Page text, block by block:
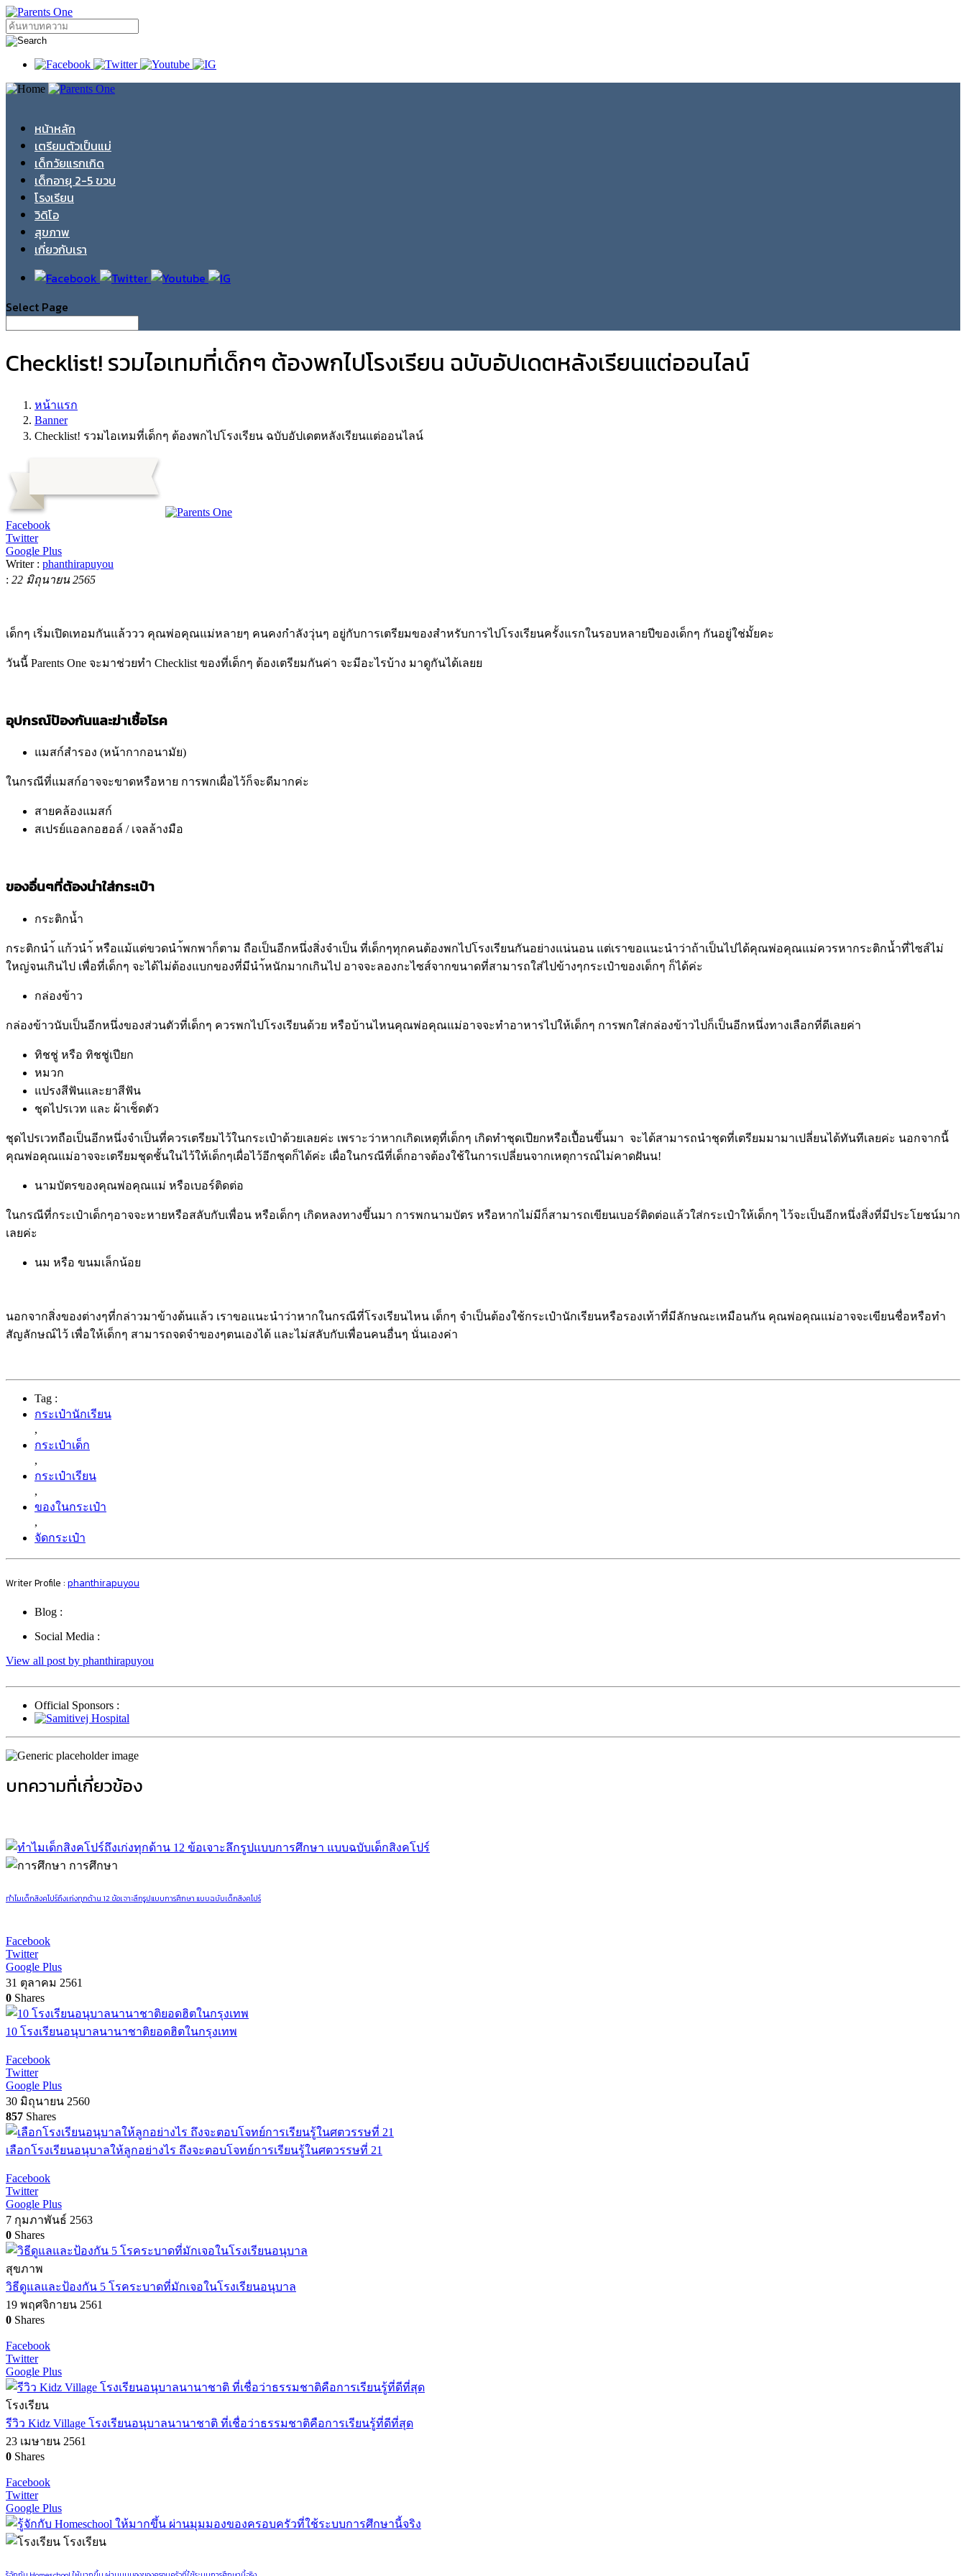
หน้าหลัก
เตรียมตัวเป็นแม่
เด็กวัยแรกเกิด
เด็กอายุ 2-5 ขวบ
โรงเรียน
วิดิโอ
สุขภาพ
เกี่ยวกับเรา
Select Page
Checklist! รวมไอเทมที่เด็กๆ ต้องพกไปโรงเรียน ฉบับอัปเดตหลังเรียนแต่ออนไลน์
หน้าแรก
Banner
Checklist! รวมไอเทมที่เด็กๆ ต้องพกไปโรงเรียน ฉบับอัปเดตหลังเรียนแต่ออนไลน์
Facebook
Twitter
Google Plus
Writer : phanthirapuyou
: 22 มิถุนายน 2565
เด็กๆ เริ่มเปิดเทอมกันแล้ววว คุณพ่อคุณแม่หลายๆ คนคงกำลังวุ่นๆ อยู่กับการเตรียมของสำหรับการไปโรงเรียนครั้งแรกในรอบหลายปีของเด็กๆ กันอยู่ใช่มั้ยคะ
วันนี้ Parents One จะมาช่วยทำ Checklist ของที่เด็กๆ ต้องเตรียมกันค่า จะมีอะไรบ้าง มาดูกันได้เลยย
อุปกรณ์ป้องกันและฆ่าเชื้อโรค
แมสก์สำรอง (หน้ากากอนามัย)
ในกรณีที่แมสก์อาจจะขาดหรือหาย การพกเผื่อไว้ก็จะดีมากค่ะ
สายคล้องแมสก์
สเปรย์แอลกอฮอล์ / เจลล้างมือ
ของอื่นๆที่ต้องนำใส่กระเป๋า
กระติกน้ำ
กระติกนำ้ แก้วนำ้ หรือแม้แต่ขวดนำ้พกพาก็ตาม ถือเป็นอีกหนึ่งสิ่งจำเป็น ที่เด็กๆทุกคนต้องพกไปโรงเรียนกันอย่างแน่นอน แต่เราขอแนะนำว่าถ้าเป็นไปได้คุณพ่อคุณแม่ควรหากระติกน้ำที่ไซส์ไม่
ใหญ่จนเกินไป เพื่อที่เด็กๆ จะได้ไม่ต้องแบกของที่มีนำ้หนักมากเกินไป อาจจะลองกะไซส์จากขนาดที่สามารถใส่ไปข้างๆกระเป๋าของเด็กๆ ก็ได้ค่ะ
กล่องข้าว
กล่องข้าวนับเป็นอีกหนึ่งของส่วนตัวที่เด็กๆ ควรพกไปโรงเรียนด้วย หรือบ้านไหนคุณพ่อคุณแม่อาจจะทำอาหารไปให้เด็กๆ การพกใส่กล่องข้าวไปก็เป็นอีกหนึ่งทางเลือกที่ดีเลยค่า
ทิชชู่ หรือ ทิชชู่เปียก
หมวก
แปรงสีฟันและยาสีฟัน
ชุดไปรเวท และ ผ้าเช็ดตัว
ชุดไปรเวทถือเป็นอีกหนึ่งจำเป็นที่ควรเตรียมไว้ในกระเป๋าด้วยเลยค่ะ เพราะว่าหากเกิดเหตุที่เด็กๆ เกิดทำชุดเปียกหรือเปื้อนขึ้นมา จะได้สามารถนำชุดที่เตรียมมามาเปลี่ยนได้ทันทีเลยค่ะ นอกจากนี้
คุณพ่อคุณแม่อาจจะเตรียมชุดชั้นในไว้ให้เด็กๆเผื่อไว้อีกชุดก็ได้ค่ะ เผื่อในกรณีที่เด็กอาจต้องใช้ในการเปลี่ยนจากเหตุการณ์ไม่คาดฝันน!
นามบัตรของคุณพ่อคุณแม่ หรือเบอร์ติดต่อ
ในกรณีที่กระเป๋าเด็กๆอาจจะหายหรือสลับกับเพื่อน หรือเด็กๆ เกิดหลงทางขึ้นมา การพกนามบัตร หรือหากไม่มีก็สามารถเขียนเบอร์ติดต่อแล้วใส่กระเป๋าให้เด็กๆ ไว้จะเป็นอีกหนึ่งสิ่งที่มีประโยชน์มาก
เลยค่ะ
นม หรือ ขนมเล็กน้อย
นอกจากสิ่งของต่างๆที่กล่าวมาข้างต้นแล้ว เราขอแนะนำว่าหากในกรณีที่โรงเรียนไหน เด็กๆ จำเป็นต้องใช้กระเป๋านักเรียนหรือรองเท้าที่มีลักษณะเหมือนกัน คุณพ่อคุณแม่อาจจะเขียนชื่อหรือทำ
สัญลักษณ์ไว้ เพื่อให้เด็กๆ สามารถจดจำของๆตนเองได้ และไม่สลับกับเพื่อนคนอื่นๆ นั่นเองค่า
Tag :
กระเป๋านักเรียน
,
กระเป๋าเด็ก
,
กระเป๋าเรียน
,
ของในกระเป๋า
,
จัดกระเป๋า
Writer Profile : phanthirapuyou
Blog :
Social Media :
View all post by phanthirapuyou
Official Sponsors :
บทความที่เกี่ยวข้อง
การศึกษา
ทำไมเด็กสิงคโปร์ถึงเก่งทุกด้าน 12 ข้อเจาะลึกรูปแบบการศึกษา แบบฉบับเด็กสิงคโปร์
Facebook
Twitter
Google Plus
31 ตุลาคม 2561
0 Shares
10 โรงเรียนอนุบาลนานาชาติยอดฮิตในกรุงเทพ
Facebook
Twitter
Google Plus
30 มิถุนายน 2560
857 Shares
เลือกโรงเรียนอนุบาลให้ลูกอย่างไร ถึงจะตอบโจทย์การเรียนรู้ในศตวรรษที่ 21
Facebook
Twitter
Google Plus
7 กุมภาพันธ์ 2563
0 Shares
สุขภาพ
วิธีดูแลและป้องกัน 5 โรคระบาดที่มักเจอในโรงเรียนอนุบาล
19 พฤศจิกายน 2561
0 Shares
Facebook
Twitter
Google Plus
โรงเรียน
รีวิว Kidz Village โรงเรียนอนุบาลนานาชาติ ที่เชื่อว่าธรรมชาติคือการเรียนรู้ที่ดีที่สุด
23 เมษายน 2561
0 Shares
Facebook
Twitter
Google Plus
โรงเรียน